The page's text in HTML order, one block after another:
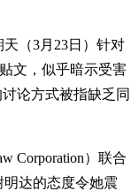
（3月23日）针对
文，似乎暗示受害
论方式被指缺乏同
Corporation）联合
达的态度令她震